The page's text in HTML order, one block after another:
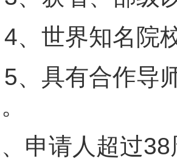
世界知名院
具有合作导
申请人超过